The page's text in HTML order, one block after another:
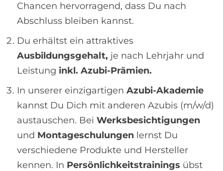
Chancen hervorragend, dass Du nach
Abschluss bleiben kannst.
Du erhältst ein attraktives
Ausbildungsgehalt, je nach Lehrjahr und
Leistung inkl. Azubi-Prämien.
In unserer einzigartigen Azubi-Akademie
kannst Du Dich mit anderen Azubis (m/w/d)
austauschen. Bei Werksbesichtigungen
und Montageschulungen lernst Du
verschiedene Produkte und Hersteller
kennen. In Persönlichkeitstrainings übst